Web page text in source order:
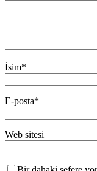
İsim*
E-posta*
Web sitesi